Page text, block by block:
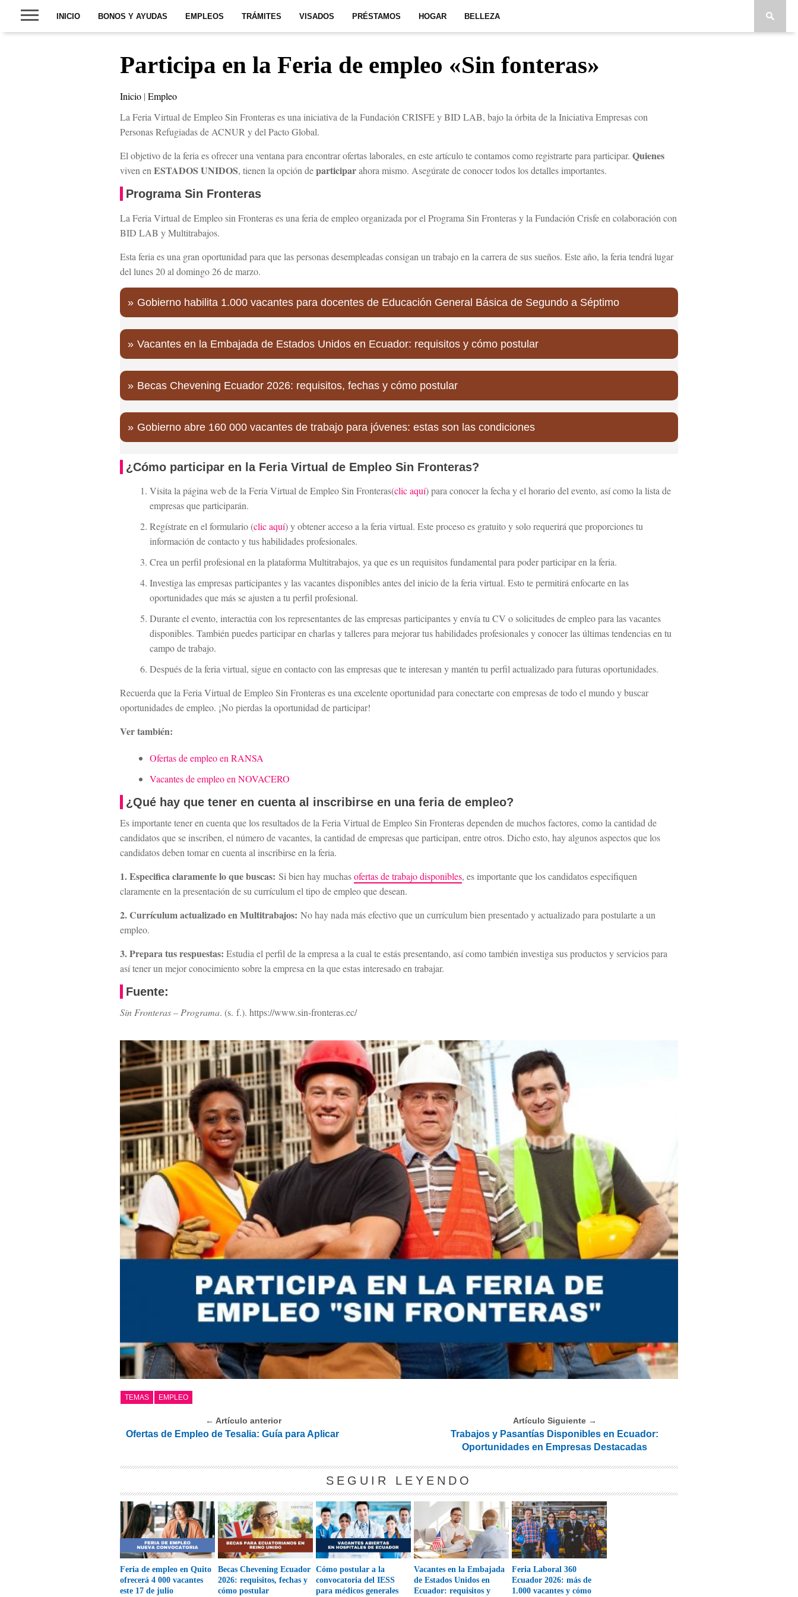
INICIO BONOS Y AYUDAS EMPLEOS TRÁMITES VISADOS PRÉSTAMOS HOGAR BELLEZA
Participa en la Feria de empleo «Sin fonteras»
Inicio |Empleo
La Feria Virtual de Empleo Sin Fronteras es una iniciativa de la Fundación CRISFE y BID LAB, bajo la órbita de la Iniciativa Empresas con
Personas Refugiadas de ACNUR y del Pacto Global.
El objetivo de la feria es ofrecer una ventana para encontrar ofertas laborales, en este artículo te contamos como registrarte para participar.Quienes
viven enESTADOS UNIDOS, tienen la opción departiciparahora mismo. Asegúrate de conocer todos los detalles importantes.
Programa Sin Fronteras
La Feria Virtual de Empleo sin Fronteras es una feria de empleo organizada por el Programa Sin Fronteras y la Fundación Crisfe en colaboración con
BID LAB y Multitrabajos.
Esta feria es una gran oportunidad para que las personas desempleadas consigan un trabajo en la carrera de sus sueños. Este año, la feria tendrá lugar
del lunes 20 al domingo 26 de marzo.
Gobierno habilita 1.000 vacantes para docentes de Educación General Básica de Segundo a Séptimo
Vacantes en la Embajada de Estados Unidos en Ecuador: requisitos y cómo postular
Becas Chevening Ecuador 2026: requisitos, fechas y cómo postular
Gobierno abre 160 000 vacantes de trabajo para jóvenes: estas son las condiciones
¿Cómo participar en la Feria Virtual de Empleo Sin Fronteras?
Visita la página web de la Feria Virtual de Empleo Sin Fronteras(clic aquí) para conocer la fecha y el horario del evento, así como la lista de
empresas que participarán.
Regístrate en el formulario (clic aquí) y obtener acceso a la feria virtual. Este proceso es gratuito y solo requerirá que proporciones tu
información de contacto y tus habilidades profesionales.
Crea un perfil profesional en la plataforma Multitrabajos, ya que es un requisitos fundamental para poder participar en la feria.
Investiga las empresas participantes y las vacantes disponibles antes del inicio de la feria virtual. Esto te permitirá enfocarte en las
oportunidades que más se ajusten a tu perfil profesional.
Durante el evento, interactúa con los representantes de las empresas participantes y envía tu CV o solicitudes de empleo para las vacantes
disponibles. También puedes participar en charlas y talleres para mejorar tus habilidades profesionales y conocer las últimas tendencias en tu
campo de trabajo.
Después de la feria virtual, sigue en contacto con las empresas que te interesan y mantén tu perfil actualizado para futuras oportunidades.
Recuerda que la Feria Virtual de Empleo Sin Fronteras es una excelente oportunidad para conectarte con empresas de todo el mundo y buscar
oportunidades de empleo. ¡No pierdas la oportunidad de participar!
Ver también:
Ofertas de empleo en RANSA
Vacantes de empleo en NOVACERO
¿Qué hay que tener en cuenta al inscribirse en una feria de empleo?
Es importante tener en cuenta que los resultados de la Feria Virtual de Empleo Sin Fronteras dependen de muchos factores, como la cantidad de
candidatos que se inscriben, el número de vacantes, la cantidad de empresas que participan, entre otros. Dicho esto, hay algunos aspectos que los
candidatos deben tomar en cuenta al inscribirse en la feria.
1. Especifica claramente lo que buscas: Si bien hay muchasofertas de trabajo disponibles, es importante que los candidatos especifiquen
claramente en la presentación de su currículum el tipo de empleo que desean.
2. Currículum actualizado en Multitrabajos: No hay nada más efectivo que un currículum bien presentado y actualizado para postularte a un
empleo.
3. Prepara tus respuestas: Estudia el perfil de la empresa a la cual te estás presentando, así como también investiga sus productos y servicios para
así tener un mejor conocimiento sobre la empresa en la que estas interesado en trabajar.
Fuente:
Sin Fronteras – Programa. (s. f.). https://www.sin-fronteras.ec/
TEMAS EMPLEO
← Artículo anterior
Ofertas de Empleo de Tesalia: Guía para Aplicar
Artículo Siguiente →
Trabajos y Pasantías Disponibles en Ecuador:
Oportunidades en Empresas Destacadas
SEGUIR LEYENDO
Feria de empleo en Quito
ofrecerá 4 000 vacantes
este 17 de julio
Becas Chevening Ecuador
2026: requisitos, fechas y
cómo postular
Cómo postular a la
convocatoria del IESS
para médicos generales
Vacantes en la Embajada
de Estados Unidos en
Ecuador: requisitos y
Feria Laboral 360
Ecuador 2026: más de
1.000 vacantes y cómo